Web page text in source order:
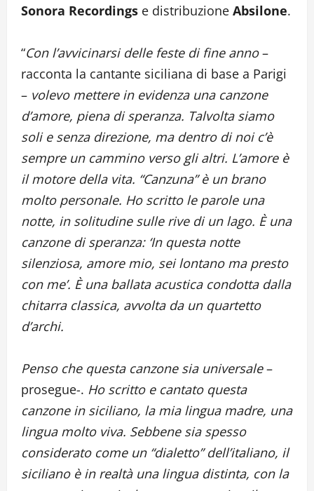
Sonora Recordings e distribuzione Absilone.
“Con l’avvicinarsi delle feste di fine anno–
racconta la cantante siciliana di base a Parigi
– volevo mettere in evidenza una canzone
d’amore, piena di speranza. Talvolta siamo
soli e senza direzione, ma dentro di noi c’è
sempre un cammino verso gli altri. L’amore è
il motore della vita. “Canzuna” è un brano
molto personale. Ho scritto le parole una
notte, in solitudine sulle rive di un lago. È una
canzone di speranza: ‘In questa notte
silenziosa, amore mio, sei lontano ma presto
con me’. È una ballata acustica condotta dalla
chitarra classica, avvolta da un quartetto
d’archi.
Penso che questa canzone sia universale–
prosegue-. Ho scritto e cantato questa
canzone in siciliano, la mia lingua madre, una
lingua molto viva. Sebbene sia spesso
considerato come un “dialetto” dell’italiano, il
siciliano è in realtà una lingua distinta, con la